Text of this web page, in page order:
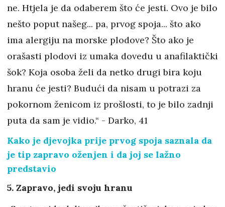
ne. Htjela je da odaberem što će jesti. Ovo je bilo
nešto poput našeg... pa, prvog spoja... što ako
ima alergiju na morske plodove? Što ako je
orašasti plodovi iz umaka dovedu u anafilaktički
šok? Koja osoba želi da netko drugi bira koju
hranu će jesti? Budući da nisam u potrazi za
pokornom ženicom iz prošlosti, to je bilo zadnji
puta da sam je vidio.“ - Darko, 41
Kako je djevojka prije prvog spoja saznala da
je tip zapravo oženjen i da joj se lažno
predstavio
5. Zapravo, jedi svoju hranu